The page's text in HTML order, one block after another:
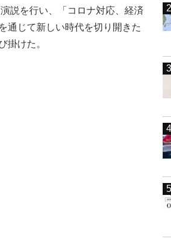
説を行い、「コロナ対応、経済
通じて新しい時代を切り開きた
掛けた。